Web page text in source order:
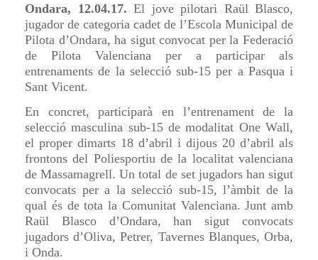
Ondara, 12.04.17. El jove pilotari Raül Blasco,
jugador de categoria cadet de l’Escola Municipal de
Pilota d’Ondara, ha sigut convocat per la Federació
de Pilota Valenciana per a participar als
entrenaments de la selecció sub-15 per a Pasqua i
Sant Vicent.
En concret, participarà en l’entrenament de la
selecció masculina sub-15 de modalitat One Wall,
el proper dimarts 18 d’abril i dijous 20 d’abril als
frontons del Poliesportiu de la localitat valenciana
de Massamagrell. Un total de set jugadors han sigut
convocats per a la selecció sub-15, l’àmbit de la
qual és de tota la Comunitat Valenciana. Junt amb
Raül Blasco d’Ondara, han sigut convocats
jugadors d’Oliva, Petrer, Tavernes Blanques, Orba,
i Onda.